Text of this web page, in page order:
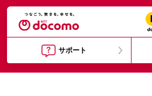
サポート